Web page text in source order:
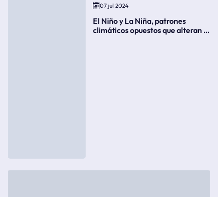
07 jul 2024
El Niño y La Niña, patrones
climáticos opuestos que alteran la